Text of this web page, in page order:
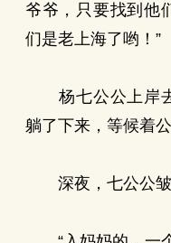
爷爷，只要找到他
们是老上海了哟！”
杨七公公上岸去
躺了下来，等候着公
深夜，七公公皱